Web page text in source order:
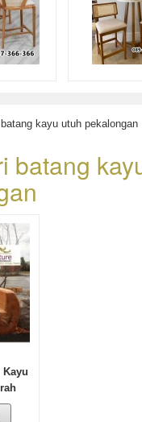
kayu utuh pekalongan
batang
Kayu